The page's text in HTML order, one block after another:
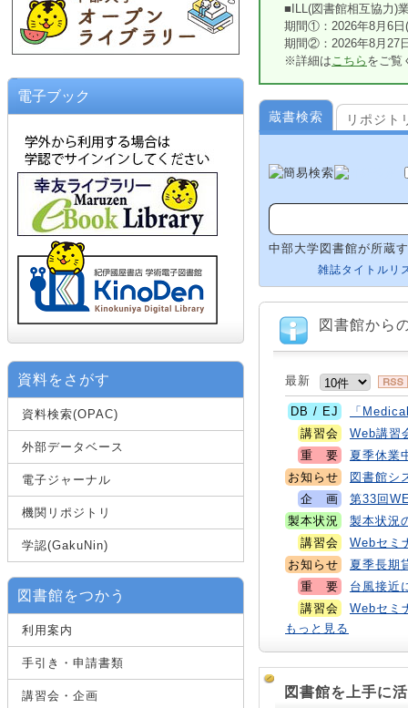
電子ブック
資料をさがす
資料検索(OPAC)
外部データベース
電子ジャーナル
機関リポジトリ
学認(GakuNin)
図書館をつかう
利用案内
手引き・申請書類
講習会・企画
■ILL(図書館相互協力)
期間①：2026年8月6日
期間②：2026年8月27
※詳細は こちら をご覧
蔵書検索 リポジト
中部大学図書館が所蔵
雑誌タイトルリ
図書館から
最新
DB / EJ
「
講習会
Web講習
重 要
夏季休業
お知らせ
図書館シ
企 画
第33回
製本状況
製本状況
講習会
Webセミ
お知らせ
夏季長期
重 要
台風接近
講習会
Webセミ
もっと見る
図書館を上手に